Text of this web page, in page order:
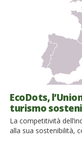
EcoDots,
turismo
La competitività
alla sua sostenibilità,